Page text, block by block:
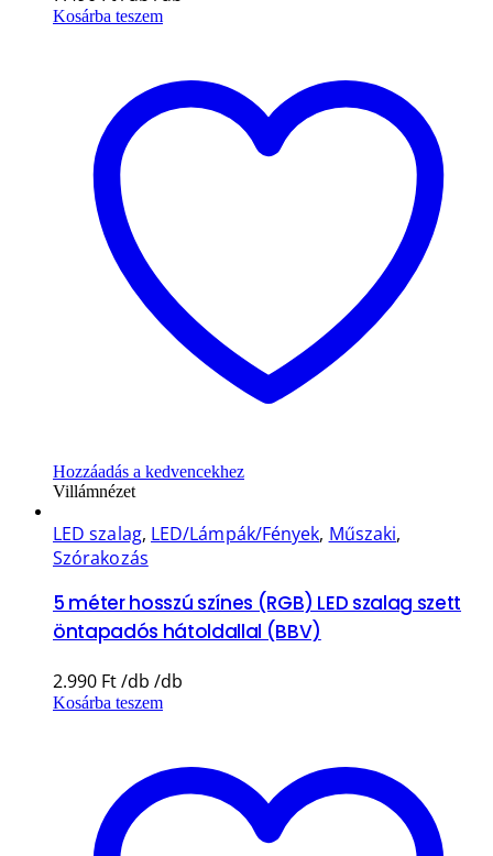
Kosárba teszem
Hozzáadás a kedvencekhez
Villámnézet
LED szalag, LED/Lámpák/Fények, Műszaki,
Szórakozás
5 méter hosszú színes (RGB) LED szalag szett
öntapadós hátoldallal (BBV)
2.990 Ft
Kosárba teszem